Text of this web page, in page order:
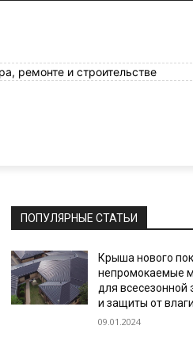
ремонте и строительстве
ПОПУЛЯРНЫЕ СТАТЬИ
Крыша нового
непромокаемые
для всесезонной
и защиты от влаги
09.01.2024